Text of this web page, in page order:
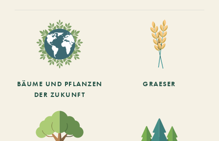
BÄUME UND PFLANZEN
DER ZUKUNFT
GRAESER